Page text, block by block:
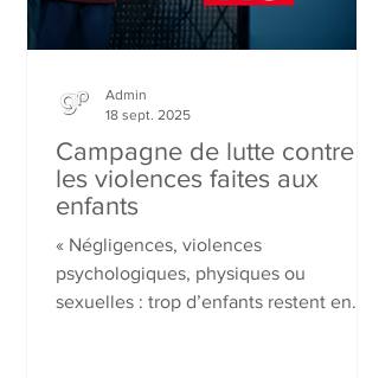
Campagne de lutte contre
les violences faites aux
enfants
« Négligences, violences
psychologiques, physiques ou
sexuelles : trop d’enfants restent en
Admin
18 sept. 2025